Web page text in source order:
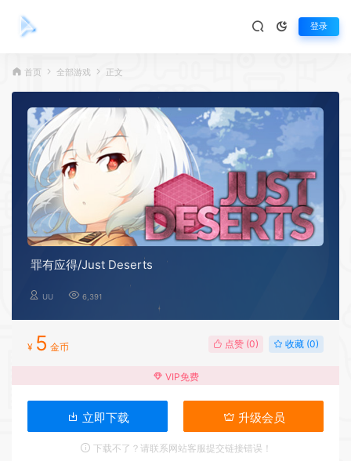
登录
首页 全部游戏 正文
罪有应得/Just Deserts
UU 6,391
¥ 5 金币 点赞 (0) 收藏 (0)
VIP免费
立即下载 升级会员
下载不了？请联系网站客服提交链接错误！